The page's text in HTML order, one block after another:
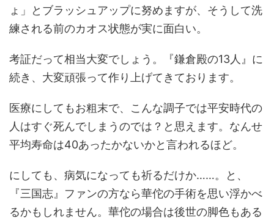
ょ」とブラッシュアップに努めますが、そうして洗
練される前のカオス状態が実に面白い。
考証だって相当大変でしょう。『鎌倉殿の13人』に
続き、大変頑張って作り上げてきております。
医療にしてもお粗末で、こんな調子では平安時代の
人はすぐ死んでしまうのでは？と思えます。なんせ
平均寿命は40あったかないかと言われるほど。
にしても、病気になっても祈るだけか……。と、
『三国志』ファンの方なら華佗の手術を思い浮かべ
るかもしれません。華佗の場合は後世の脚色もある